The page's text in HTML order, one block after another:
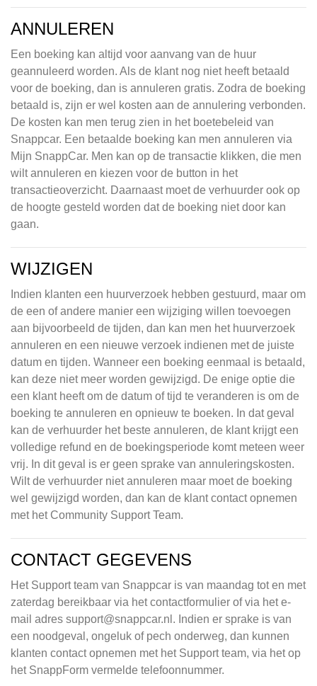
ANNULEREN
Een boeking kan altijd voor aanvang van de huur
geannuleerd worden. Als de klant nog niet heeft betaald
voor de boeking, dan is annuleren gratis. Zodra de boeking
betaald is, zijn er wel kosten aan de annulering verbonden.
De kosten kan men terug zien in het boetebeleid van
Snappcar. Een betaalde boeking kan men annuleren via
Mijn SnappCar. Men kan op de transactie klikken, die men
wilt annuleren en kiezen voor de button in het
transactieoverzicht. Daarnaast moet de verhuurder ook op
de hoogte gesteld worden dat de boeking niet door kan
gaan.
WIJZIGEN
Indien klanten een huurverzoek hebben gestuurd, maar om
de een of andere manier een wijziging willen toevoegen
aan bijvoorbeeld de tijden, dan kan men het huurverzoek
annuleren en een nieuwe verzoek indienen met de juiste
datum en tijden. Wanneer een boeking eenmaal is betaald,
kan deze niet meer worden gewijzigd. De enige optie die
een klant heeft om de datum of tijd te veranderen is om de
boeking te annuleren en opnieuw te boeken. In dat geval
kan de verhuurder het beste annuleren, de klant krijgt een
volledige refund en de boekingsperiode komt meteen weer
vrij. In dit geval is er geen sprake van annuleringskosten.
Wilt de verhuurder niet annuleren maar moet de boeking
wel gewijzigd worden, dan kan de klant contact opnemen
met het Community Support Team.
CONTACT GEGEVENS
Het Support team van Snappcar is van maandag tot en met
zaterdag bereikbaar via het contactformulier of via het e-
mail adres support@snappcar.nl . Indien er sprake is van
een noodgeval, ongeluk of pech onderweg, dan kunnen
klanten contact opnemen met het Support team, via het op
het SnappForm vermelde telefoonnummer.